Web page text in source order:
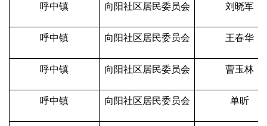
呼中镇 向阳社区居民委员会 刘晓军
呼中镇 向阳社区居民委员会 王春华
呼中镇 向阳社区居民委员会 曹玉林
呼中镇 向阳社区居民委员会 单昕